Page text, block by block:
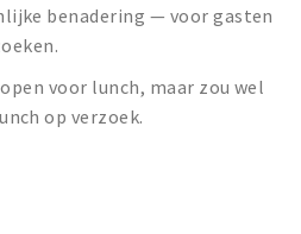
benadering — voor gasten
voor lunch, maar zou wel
op verzoek.